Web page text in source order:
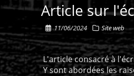
Article sur
11/06/2024 Site web
L'article consacré à
Y sont abordées les